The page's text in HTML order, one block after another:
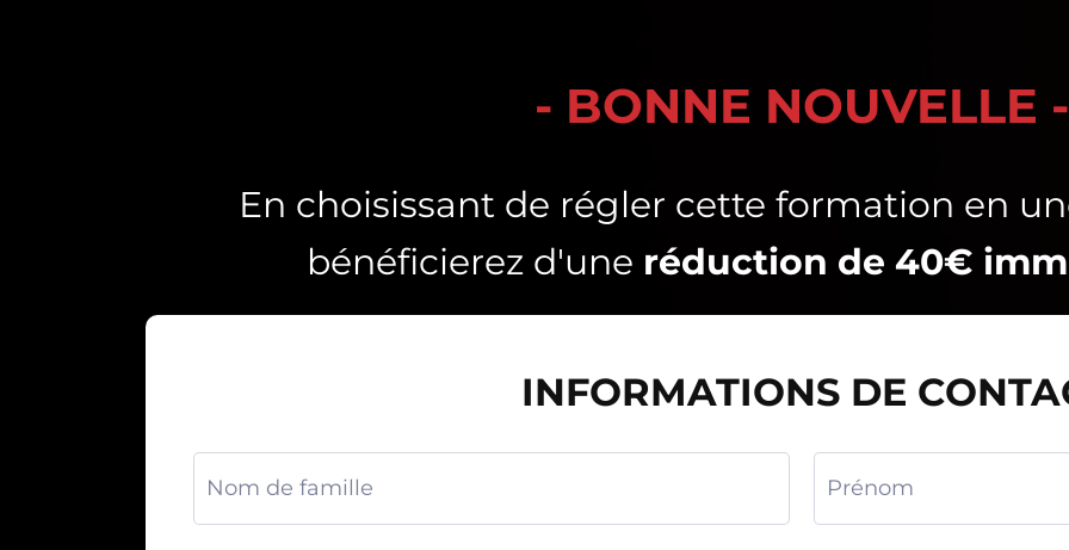
- BONNE NOUVELLE -
En choisissant de régler cette formation en
bénéficierez d'une réduction de 40€
INFORMATIONS DE